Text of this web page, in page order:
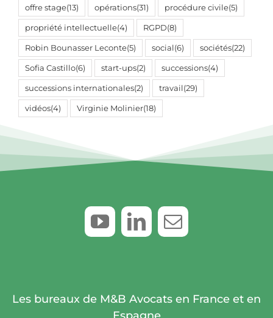
offre stage(13) opérations(31) procédure civile(5)
propriété intellectuelle(4) RGPD(8)
Robin Bounasser Leconte(5) social(6) sociétés(22)
Sofia Castillo(6) start-ups(2) successions(4)
successions internationales(2) travail(29)
vidéos(4) Virginie Molinier(18)
Les bureaux de M&B Avocats en France et en
Espagne